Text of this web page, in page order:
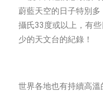
蔚藍天空的日子特別
攝氏33度或以上，有
少的天文台的紀錄！
世界各地也有持續高